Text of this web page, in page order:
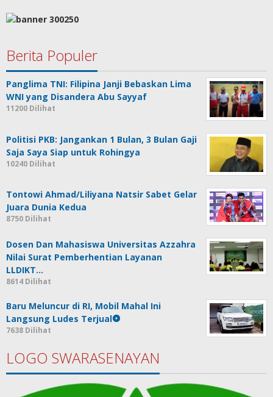
Berita Populer
Panglima TNI: Filipina Janji Bebaskan Lima
WNI yang Disandera Abu Sayyaf
11200 Dilihat
Politisi PKB: Jangankan 1 Bulan, 3 Bulan Gaji
Saja Saya Siap untuk Rohingya
10240 Dilihat
Tontowi Ahmad/Liliyana Natsir Sabet Gelar
Juara Dunia Kedua
8750 Dilihat
Dosen Dan Mahasiswa Universitas Azzahra
Nilai Surat Pemberhentian Layanan
LLDIKT…
8614 Dilihat
Baru Meluncur di RI, Mobil Mahal Ini
Langsung Ludes Terjual
7638 Dilihat
LOGO SWARASENAYAN